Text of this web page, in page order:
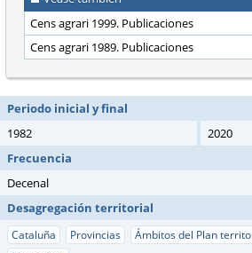
Cens agrari 1999. Publicaciones
Cens agrari 1989. Publicaciones
Periodo inicial y final
1982
2020
Frecuencia
Decenal
Desagregación territorial
Cataluña Provincias Ámbitos del Plan